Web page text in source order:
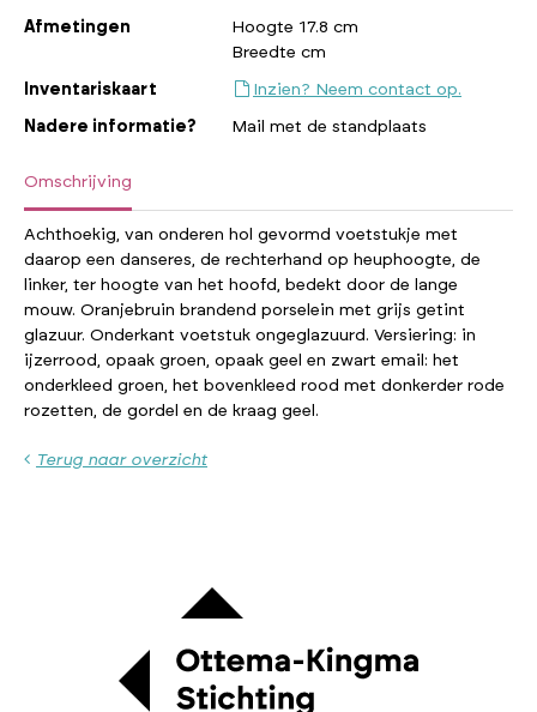
Afmetingen
Hoogte 17.8 cm
Breedte cm
Inventariskaart Inzien? Neem contact op.
Nadere informatie? Mail met de standplaats
Omschrijving
Achthoekig, van onderen hol gevormd voetstukje met
daarop een danseres, de rechterhand op heuphoogte, de
linker, ter hoogte van het hoofd, bedekt door de lange
mouw. Oranjebruin brandend porselein met grijs getint
glazuur. Onderkant voetstuk ongeglazuurd. Versiering: in
ijzerrood, opaak groen, opaak geel en zwart email: het
onderkleed groen, het bovenkleed rood met donkerder rode
rozetten, de gordel en de kraag geel.
Terug naar overzicht